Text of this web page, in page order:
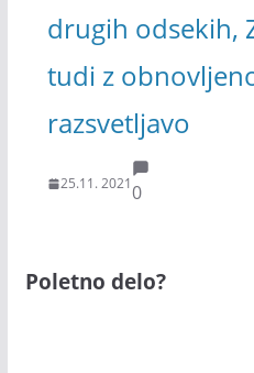
drugih odsekih,
tudi z
razsvetljavo
25.11. 20210
Poletno delo?